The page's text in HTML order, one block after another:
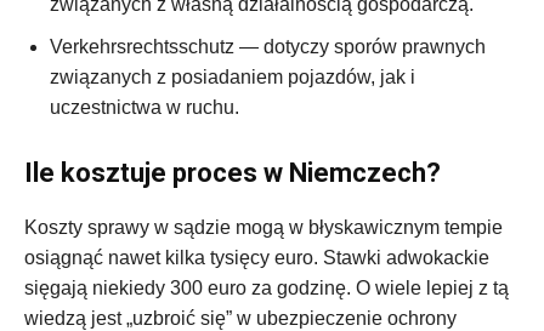
związanych z własną działalnością gospodarczą.
Verkehrsrechtsschutz — dotyczy sporów prawnych
związanych z posiadaniem pojazdów, jak i
uczestnictwa w ruchu.
Ile kosztuje proces w Niemczech?
Koszty sprawy w sądzie mogą w błyskawicznym tempie
osiągnąć nawet kilka tysięcy euro. Stawki adwokackie
sięgają niekiedy 300 euro za godzinę. O wiele lepiej z tą
wiedzą jest „uzbroić się” w ubezpieczenie ochrony